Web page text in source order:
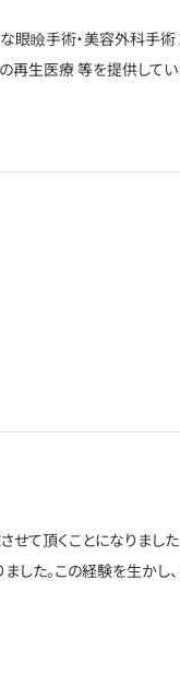
眼瞼手術・美容外科手術
再生医療 等を提供して
頂くことになりました
た。この経験を生かし、